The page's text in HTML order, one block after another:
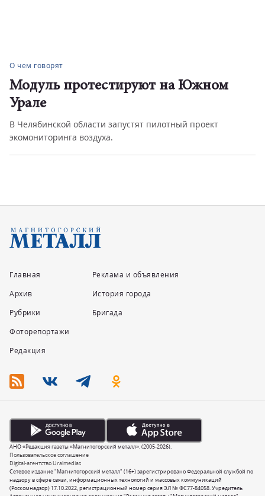
О чем говорят
Модуль протестируют на Южном
Урале
В Челябинской области запустят пилотный проект
экомониторинга воздуха.
Главная
Архив
Рубрики
Фоторепортажи
Редакция
Реклама и объявления
История города
Бригада
Сетевое издание "Магнитогорский металл" (16+) зарегистрировано Федеральной службой по
надзору в сфере связи, информационных технологий и массовых коммуникаций
(Роскомнадзор) 17.10.2022, регистрационный номер серия ЭЛ № ФС77-84058. Учредитель
Пользовательское соглашение
Digital-агентство Uralmedias
АНО «Редакция газеты «Магнитогорский металл». (2005-2026).